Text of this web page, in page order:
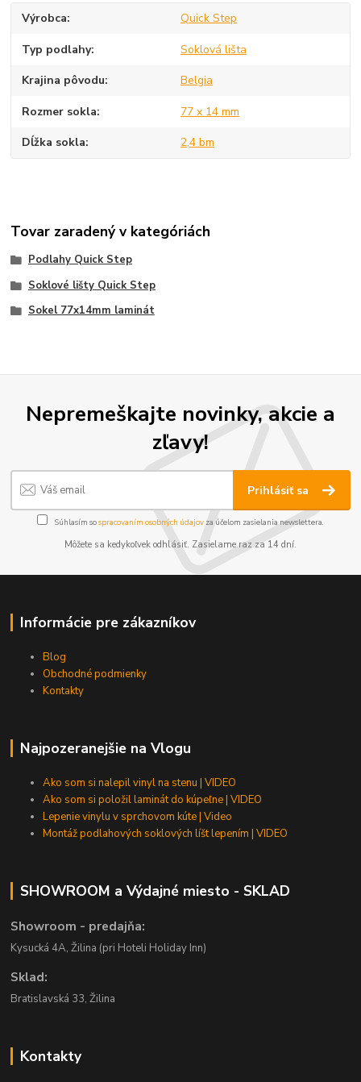
Výrobca Quick Step
Typ podlahy Soklová lišta
Krajina pôvodu Belgia
Rozmer sokla 77 x 14 mm
Dĺžka sokla 2,4 bm
Tovar zaradený v kategóriách
Podlahy Quick Step
Soklové lišty Quick Step
Sokel 77x14mm laminát
Nepremeškajte novinky, akcie a
zľavy!
Prihlásiť sa
Súhlasím sospracovaním osobných údajov za účelom zasielania newslettera.
Môžete sa kedykoľvek odhlásiť. Zasielame raz za 14 dní.
Informácie pre zákazníkov
Blog
Obchodné podmienky
Kontakty
Najpozeranejšie na Vlogu
Ako som si nalepil vinyl na stenu | VIDEO
Ako som si položil laminát do kúpeľne | VIDEO
Lepenie vinylu v sprchovom kúte | Video
Montáž podlahových soklových líšt lepením | VIDEO
SHOWROOM a Výdajné miesto - SKLAD
Showroom - predajňa:
Kysucká 4A, Žilina (pri Hoteli Holiday Inn)
Sklad:
Bratislavská 33, Žilina
Kontakty